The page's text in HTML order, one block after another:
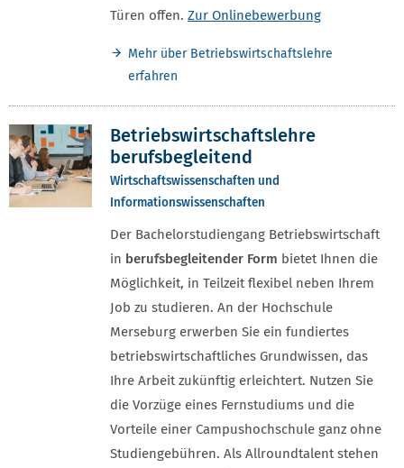
Türen offen. Zur Onlinebewerbung
Mehr über Betriebswirtschaftslehre
erfahren
Betriebswirtschaftslehre
berufsbegleitend
Wirtschaftswissenschaften und
Informationswissenschaften
Der Bachelorstudiengang Betriebswirtschaft
in berufsbegleitender Form bietet Ihnen die
Möglichkeit, in Teilzeit flexibel neben Ihrem
Job zu studieren. An der Hochschule
Merseburg erwerben Sie ein fundiertes
betriebswirtschaftliches Grundwissen, das
Ihre Arbeit zukünftig erleichtert. Nutzen Sie
die Vorzüge eines Fernstudiums und die
Vorteile einer Campushochschule ganz ohne
Studiengebühren. Als Allroundtalent stehen